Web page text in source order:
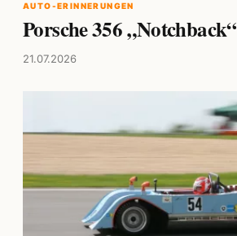
AUTO-ERINNERUNGEN
Porsche 356 „Notchback“
21.07.2026